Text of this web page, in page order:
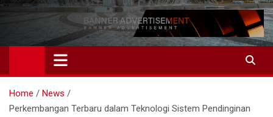
Kabar Trust
Terus Berkabar Kabar Trust
Home
News
Perkembangan Terbaru dalam Teknologi Sistem Pendinginan